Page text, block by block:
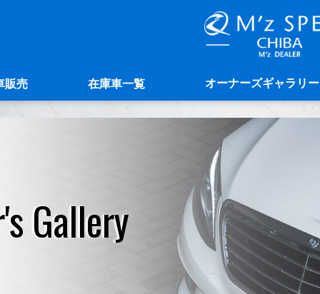
販売 在庫車一覧 オーナーズギャラリー
Gallery